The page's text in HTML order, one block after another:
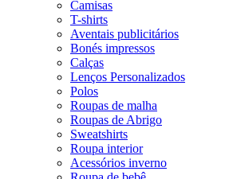
Camisas
T-shirts
Aventais publicitários
Bonés impressos
Calças
Lenços Personalizados
Polos
Roupas de malha
Roupas de Abrigo
Sweatshirts
Roupa interior
Acessórios inverno